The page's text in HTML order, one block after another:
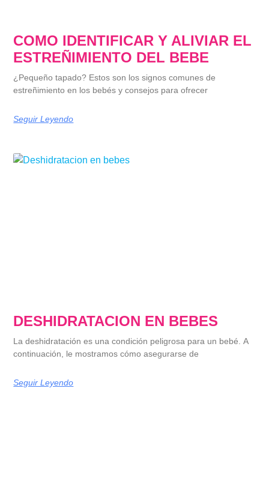
COMO IDENTIFICAR Y ALIVIAR EL
ESTREÑIMIENTO DEL BEBE
¿Pequeño tapado? Estos son los signos comunes de
estreñimiento en los bebés y consejos para ofrecer
Seguir Leyendo
DESHIDRATACION EN BEBES
La deshidratación es una condición peligrosa para un bebé. A
continuación, le mostramos cómo asegurarse de
Seguir Leyendo